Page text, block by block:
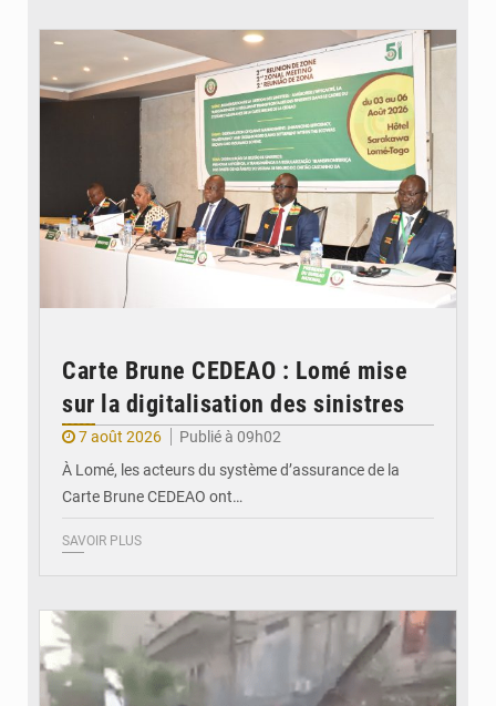
Carte Brune CEDEAO : Lomé mise
sur la digitalisation des sinistres
7 août 2026
Publié à 09h02
À Lomé, les acteurs du système d’assurance de la
Carte Brune CEDEAO ont…
SAVOIR PLUS